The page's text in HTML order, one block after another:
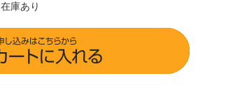
在庫あり